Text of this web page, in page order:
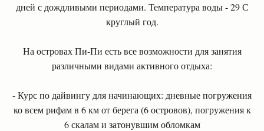
дней с дождливыми периодами. Температура воды - 29 С
круглый год.
На островах Пи-Пи есть все возможности для занятия
различными видами активного отдыха:
- Курс по дайвингу для начинающих: дневные погружения
ко всем рифам в 6 км от берега (6 островов), погружения к
6 скалам и затонувшим обломкам